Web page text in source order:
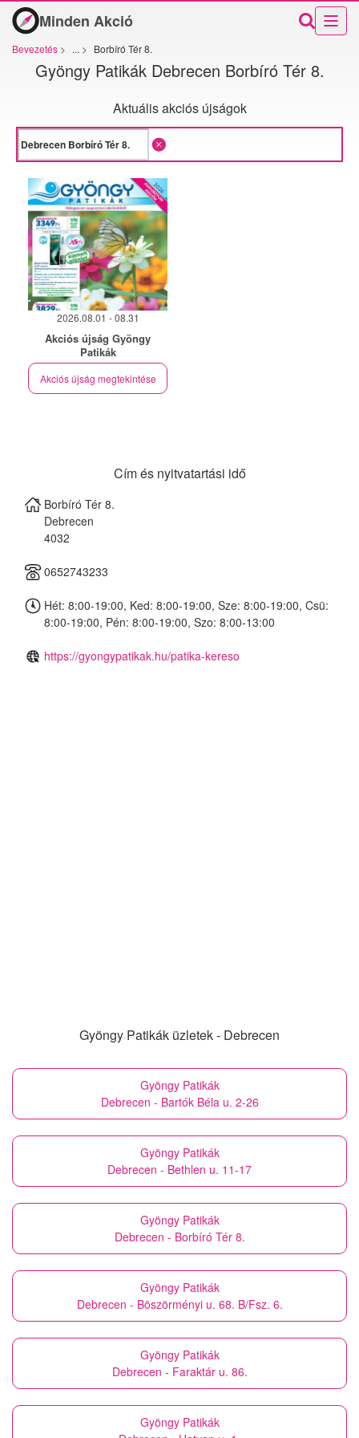
Minden Akció
Bevezetés > ... > Borbíró Tér 8.
Gyöngy Patikák Debrecen Borbíró Tér 8.
Aktuális akciós újságok
2026.08.01 - 08.31
Akciós újság Gyöngy
Patikák
Akciós újság megtekintése
Cím és nyitvatartási idő
Borbíró Tér 8.
Debrecen
4032
0652743233
Hét: 8:00-19:00, Ked: 8:00-19:00, Sze: 8:00-19:00, Csü:
8:00-19:00, Pén: 8:00-19:00, Szo: 8:00-13:00
https://gyongypatikak.hu/patika-kereso
Gyöngy Patikák üzletek - Debrecen
Gyöngy Patikák
Debrecen - Bartók Béla u. 2-26
Gyöngy Patikák
Debrecen - Bethlen u. 11-17
Gyöngy Patikák
Debrecen - Borbíró Tér 8.
Gyöngy Patikák
Debrecen - Böszörményi u. 68. B/Fsz. 6.
Gyöngy Patikák
Debrecen - Faraktár u. 86.
Gyöngy Patikák